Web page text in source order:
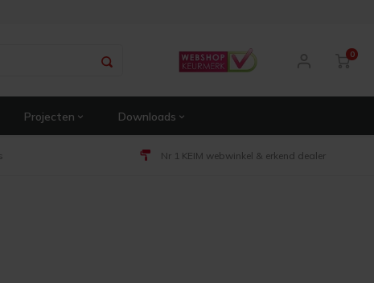
0
Projecten Downloads
Nr 1 KEIM webwinkel & erkend dealer